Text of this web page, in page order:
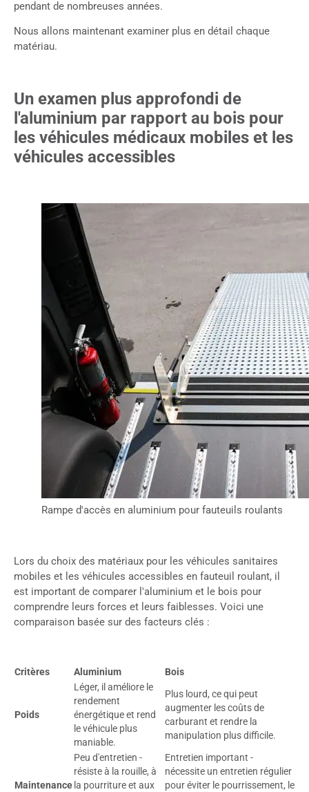
pendant de nombreuses années.
Nous allons maintenant examiner plus en détail chaque
matériau.
Un examen plus approfondi de
l'aluminium par rapport au bois pour
les véhicules médicaux mobiles et les
véhicules accessibles
Rampe d'accès en aluminium pour fauteuils roulants
Lors du choix des matériaux pour les véhicules sanitaires
mobiles et les véhicules accessibles en fauteuil roulant, il
est important de comparer l'aluminium et le bois pour
comprendre leurs forces et leurs faiblesses. Voici une
comparaison basée sur des facteurs clés :
Critères Aluminium Bois
Poids
Léger, il améliore le
rendement
énergétique et rend
le véhicule plus
maniable.
Plus lourd, ce qui peut
augmenter les coûts de
carburant et rendre la
manipulation plus difficile.
Maintenance
Peu d'entretien -
résiste à la rouille, à
la pourriture et aux
Entretien important -
nécessite un entretien régulier
pour éviter le pourrissement, le